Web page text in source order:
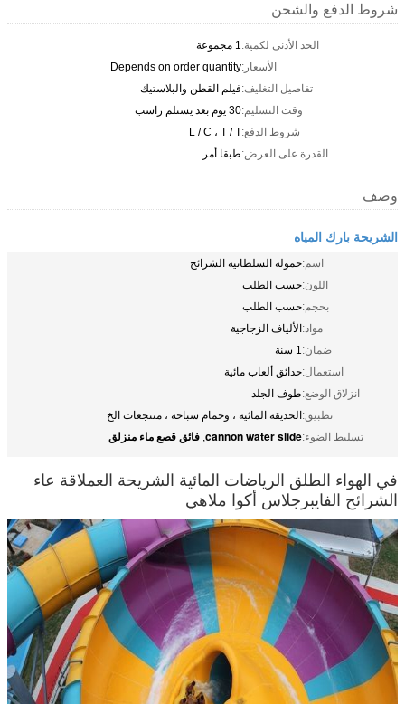
شروط الدفع والشحن
الحد الأدنى لكمية:1 مجموعة
الأسعار:Depends on order quantity
تفاصيل التغليف:فيلم القطن والبلاستيك
وقت التسليم:30 يوم بعد يستلم راسب
شروط الدفع:L / C ، T / T
القدرة على العرض:طبقا أمر
وصف
الشريحة بارك المياه
اسم:حمولة السلطانية الشرائح
اللون:حسب الطلب
بحجم:حسب الطلب
مواد:الألياف الزجاجية
ضمان:1 سنة
استعمال:حدائق ألعاب مائية
انزلاق الوضع:طوف الجلد
تطبيق:الحديقة المائية ، وحمام سباحة ، منتجعات الخ
تسليط الضوء:cannon water slide
, فائق قصع ماء منزلق
في الهواء الطلق الرياضات المائية الشريحة العملاقة عاء
الشرائح الفايبرجلاس أكوا ملاهي